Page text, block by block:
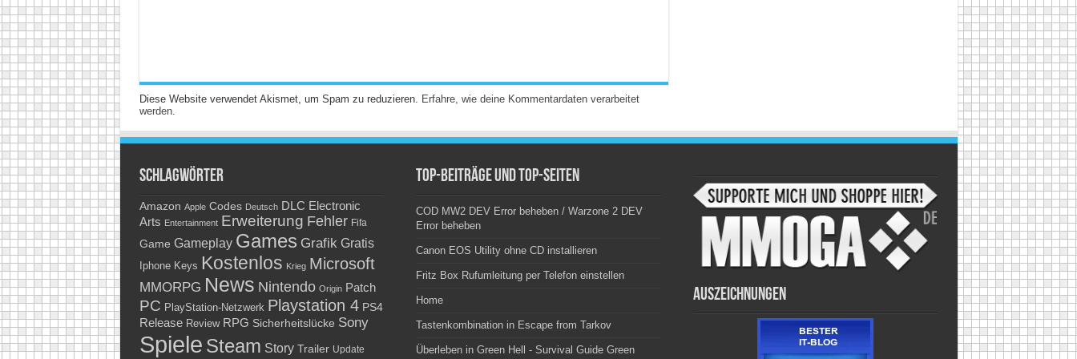
Diese Website verwendet Akismet, um Spam zu reduzieren. Erfahre, wie deine Kommentardaten verarbeitet
werden.
Schlagwörter
Amazon Apple Codes Deutsch DLC Electronic
Arts Entertainment Erweiterung Fehler Fifa
Game Gameplay Games Grafik Gratis
Iphone Keys Kostenlos Krieg Microsoft
MMORPG News Nintendo Origin Patch
PC PlayStation-Netzwerk Playstation 4 PS4
Release Review RPG Sicherheitslücke Sony
Spiele Steam Story Trailer Update
Top-Beiträge und Top-Seiten
COD MW2 DEV Error beheben / Warzone 2 DEV
Error beheben
Canon EOS Utility ohne CD installieren
Fritz Box Rufumleitung per Telefon einstellen
Home
Tastenkombination in Escape from Tarkov
Überleben in Green Hell - Survival Guide Green
Auszeichnungen